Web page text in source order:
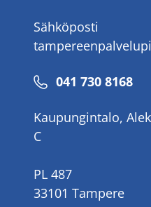
Sähköposti
Puhelinnumero
041 730 8168
Kaupungintalo,
C
PL 487
33101 Tampere